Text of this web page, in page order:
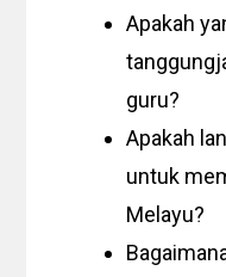
Apakah
guru?
Apakah
untuk
Melayu?